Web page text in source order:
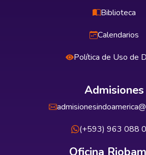
Biblioteca
Calendarios
Política de Uso de
Admisiones
(+593) 963 088
Oficina